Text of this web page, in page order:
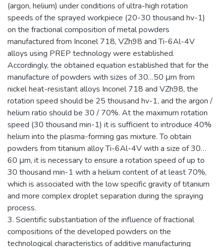
(argon, helium) under conditions of ultra-high rotation
speeds of the sprayed workpiece (20-30 thousand hv-1)
on the fractional composition of metal powders
manufactured from Inconel 718, VZh98 and Ti-6Al-4V
alloys using PREP technology were established.
Accordingly, the obtained equation established that for the
manufacture of powders with sizes of 30…50 μm from
nickel heat-resistant alloys Inconel 718 and VZh98, the
rotation speed should be 25 thousand hv-1, and the argon /
helium ratio should be 30 / 70%. At the maximum rotation
speed (30 thousand min-1) it is sufficient to introduce 40%
helium into the plasma-forming gas mixture. To obtain
powders from titanium alloy Ti-6Al-4V with a size of 30…
60 μm, it is necessary to ensure a rotation speed of up to
30 thousand min-1 with a helium content of at least 70%,
which is associated with the low specific gravity of titanium
and more complex droplet separation during the spraying
process.
3. Scientific substantiation of the influence of fractional
compositions of the developed powders on the
technological characteristics of additive manufacturing